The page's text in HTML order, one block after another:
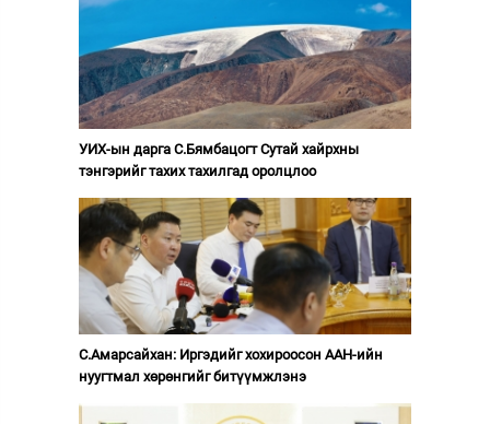
УИХ-ын дарга С.Бямбацогт Сутай хайрхны
тэнгэрийг тахих тахилгад оролцлоо
С.Амарсайхан: Иргэдийг хохироосон ААН-ийн
нуугтмал хөрөнгийг битүүмжлэнэ